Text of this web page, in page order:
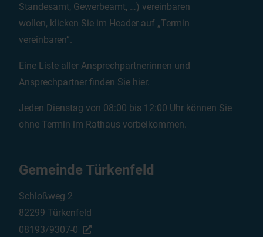
Standesamt, Gewerbeamt, …) vereinbaren
wollen, klicken Sie im Header auf „Termin
vereinbaren“.
Eine Liste aller Ansprechpartnerinnen und
Ansprechpartner finden Sie hier.
Jeden Dienstag von 08:00 bis 12:00 Uhr können Sie
ohne Termin im Rathaus vorbeikommen.
Gemeinde Türkenfeld
Schloßweg 2
82299 Türkenfeld
08193/9307-0